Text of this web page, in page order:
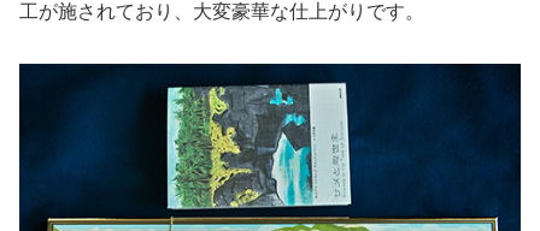
工が施されており、大変豪華な仕上がりです。